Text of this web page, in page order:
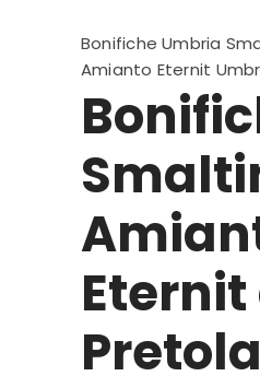
Bonifiche Umbria
Amianto Eternit
Eternit
Pretola